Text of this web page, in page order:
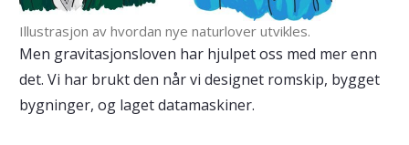
Illustrasjon av hvordan nye naturlover utvikles.
Men gravitasjonsloven har hjulpet oss med mer enn
det. Vi har brukt den når vi designet romskip, bygget
bygninger, og laget datamaskiner.